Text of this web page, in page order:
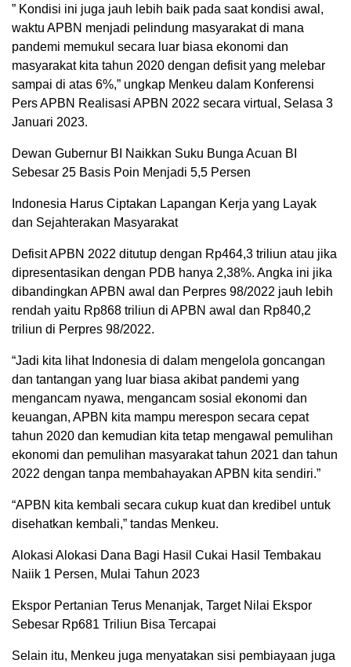
” Kondisi ini juga jauh lebih baik pada saat kondisi awal,
waktu APBN menjadi pelindung masyarakat di mana
pandemi memukul secara luar biasa ekonomi dan
masyarakat kita tahun 2020 dengan defisit yang melebar
sampai di atas 6%,” ungkap Menkeu dalam Konferensi
Pers APBN Realisasi APBN 2022 secara virtual, Selasa 3
Januari 2023.
Dewan Gubernur BI Naikkan Suku Bunga Acuan BI
Sebesar 25 Basis Poin Menjadi 5,5 Persen
Indonesia Harus Ciptakan Lapangan Kerja yang Layak
dan Sejahterakan Masyarakat
Defisit APBN 2022 ditutup dengan Rp464,3 triliun atau jika
dipresentasikan dengan PDB hanya 2,38%. Angka ini jika
dibandingkan APBN awal dan Perpres 98/2022 jauh lebih
rendah yaitu Rp868 triliun di APBN awal dan Rp840,2
triliun di Perpres 98/2022.
“Jadi kita lihat Indonesia di dalam mengelola goncangan
dan tantangan yang luar biasa akibat pandemi yang
mengancam nyawa, mengancam sosial ekonomi dan
keuangan, APBN kita mampu merespon secara cepat
tahun 2020 dan kemudian kita tetap mengawal pemulihan
ekonomi dan pemulihan masyarakat tahun 2021 dan tahun
2022 dengan tanpa membahayakan APBN kita sendiri.”
“APBN kita kembali secara cukup kuat dan kredibel untuk
disehatkan kembali,” tandas Menkeu.
Alokasi Alokasi Dana Bagi Hasil Cukai Hasil Tembakau
Naiik 1 Persen, Mulai Tahun 2023
Ekspor Pertanian Terus Menanjak, Target Nilai Ekspor
Sebesar Rp681 Triliun Bisa Tercapai
Selain itu, Menkeu juga menyatakan sisi pembiayaan juga